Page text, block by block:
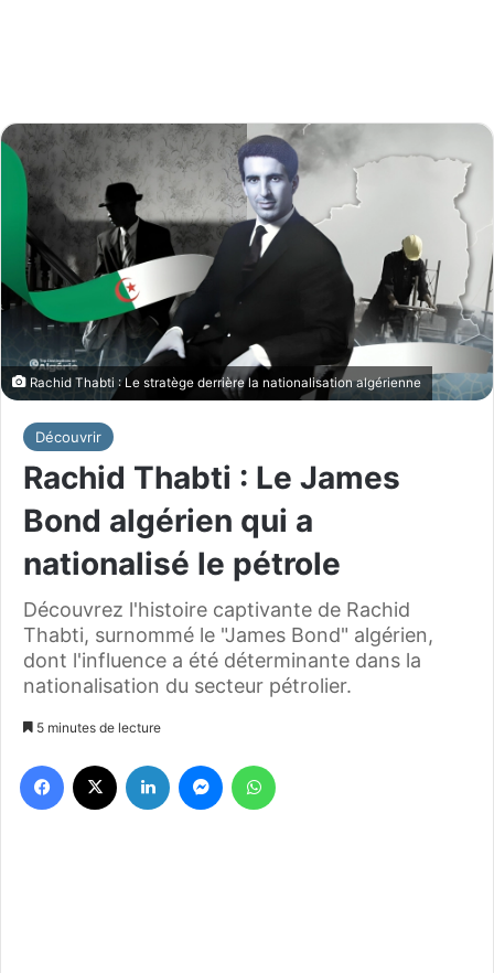
Rachid Thabti : Le stratège derrière la nationalisation algérienne
Découvrir
Rachid Thabti : Le James
Bond algérien qui a
nationalisé le pétrole
Découvrez l'histoire captivante de Rachid
Thabti, surnommé le "James Bond" algérien,
dont l'influence a été déterminante dans la
nationalisation du secteur pétrolier.
5 minutes de lecture